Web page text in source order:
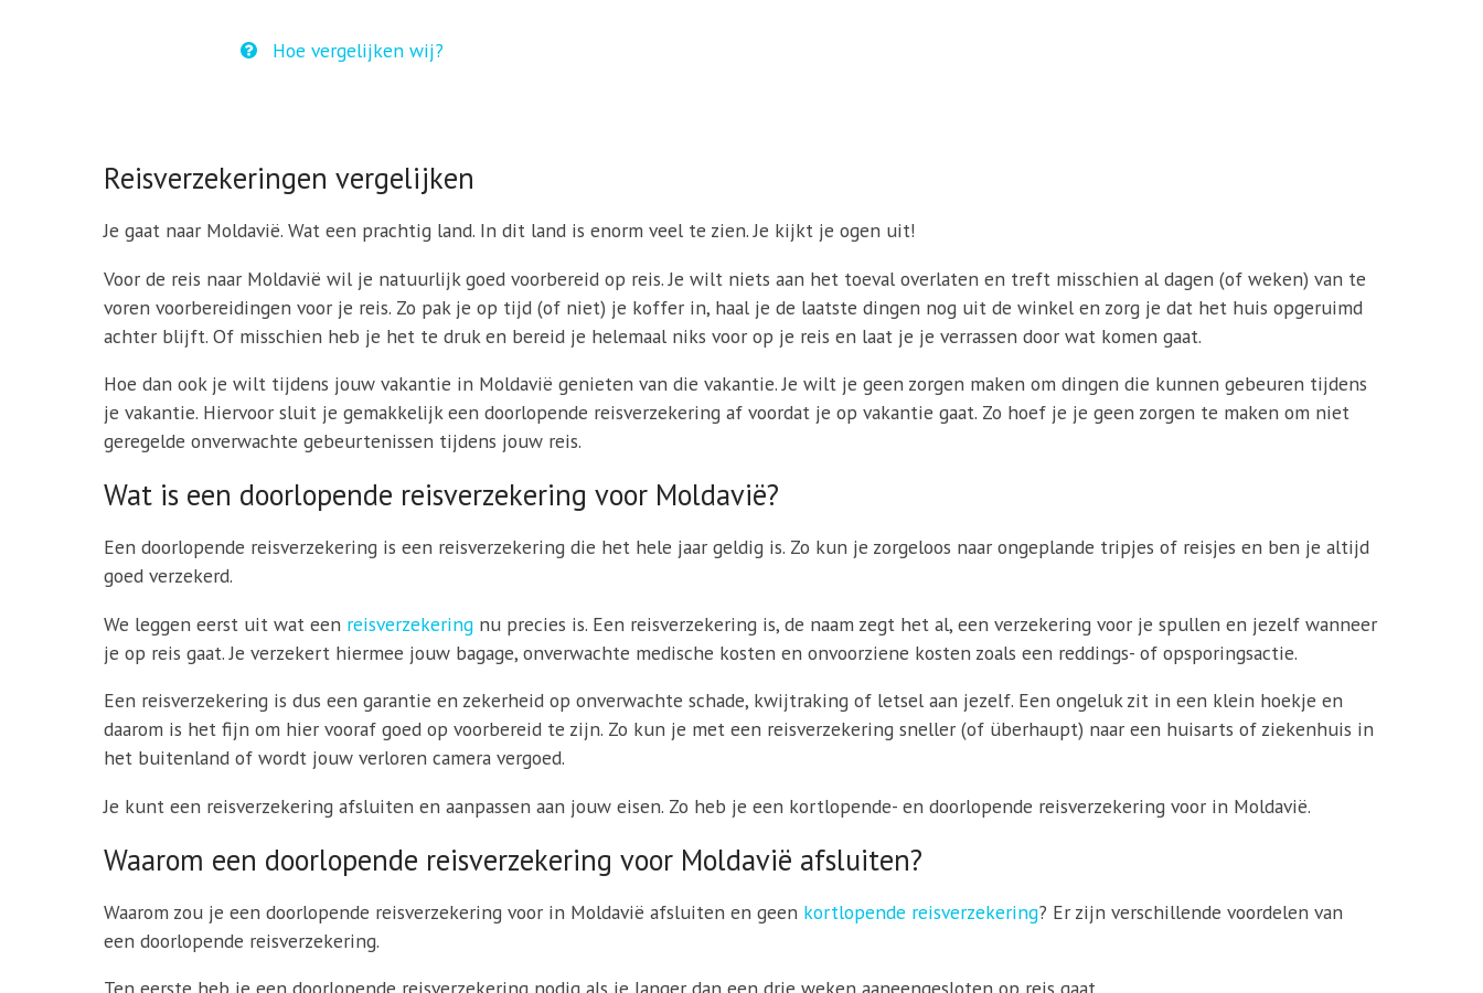
Hoe vergelijken wij?
Reisverzekeringen vergelijken
Je gaat naar Moldavië. Wat een prachtig land. In dit land is enorm veel te zien. Je kijkt je ogen uit!
Voor de reis naar Moldavië wil je natuurlijk goed voorbereid op reis. Je wilt niets aan het toeval overlaten en treft misschien al dagen (of weken) van te
voren voorbereidingen voor je reis. Zo pak je op tijd (of niet) je koffer in, haal je de laatste dingen nog uit de winkel en zorg je dat het huis opgeruimd
achter blijft. Of misschien heb je het te druk en bereid je helemaal niks voor op je reis en laat je je verrassen door wat komen gaat.
Hoe dan ook je wilt tijdens jouw vakantie in Moldavië genieten van die vakantie. Je wilt je geen zorgen maken om dingen die kunnen gebeuren tijdens
je vakantie. Hiervoor sluit je gemakkelijk een doorlopende reisverzekering af voordat je op vakantie gaat. Zo hoef je je geen zorgen te maken om niet
geregelde onverwachte gebeurtenissen tijdens jouw reis.
Wat is een doorlopende reisverzekering voor Moldavië?
Een doorlopende reisverzekering is een reisverzekering die het hele jaar geldig is. Zo kun je zorgeloos naar ongeplande tripjes of reisjes en ben je altijd
goed verzekerd.
We leggen eerst uit wat een reisverzekering nu precies is. Een reisverzekering is, de naam zegt het al, een verzekering voor je spullen en jezelf wanneer
je op reis gaat. Je verzekert hiermee jouw bagage, onverwachte medische kosten en onvoorziene kosten zoals een reddings- of opsporingsactie.
Een reisverzekering is dus een garantie en zekerheid op onverwachte schade, kwijtraking of letsel aan jezelf. Een ongeluk zit in een klein hoekje en
daarom is het fijn om hier vooraf goed op voorbereid te zijn. Zo kun je met een reisverzekering sneller (of überhaupt) naar een huisarts of ziekenhuis in
het buitenland of wordt jouw verloren camera vergoed.
Je kunt een reisverzekering afsluiten en aanpassen aan jouw eisen. Zo heb je een kortlopende- en doorlopende reisverzekering voor in Moldavië.
Waarom een doorlopende reisverzekering voor Moldavië afsluiten?
Waarom zou je een doorlopende reisverzekering voor in Moldavië afsluiten en geen kortlopende reisverzekering? Er zijn verschillende voordelen van
een doorlopende reisverzekering.